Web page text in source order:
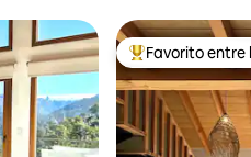
De los mejores
Favorito entre